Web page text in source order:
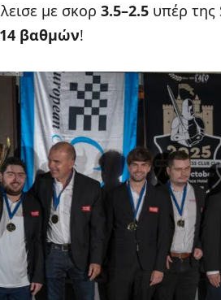
με σκορ 3.5–2.5 υπέρ της
βαθμών!